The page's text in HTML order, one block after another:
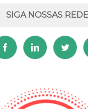
SIGA NOSSAS